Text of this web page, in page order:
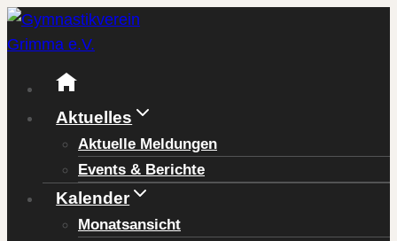
Zum
Inhalt
springen
Aktuelles
Aktuelle Meldungen
Events & Berichte
Kalender
Monatsansicht